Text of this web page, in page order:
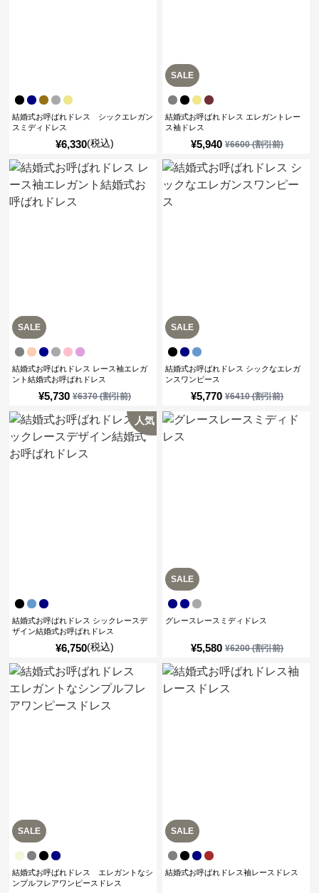
¥6,330(税込)
結婚式お呼ばれドレス シックエレガン
スミディドレス
SALE
¥5,940 ¥6600(割引前)
結婚式お呼ばれドレス エレガントレー
ス袖ドレス
SALE
¥5,730 ¥6370(割引前)
結婚式お呼ばれドレス レース袖エレガ
ント結婚式お呼ばれドレス
SALE
¥5,770 ¥6410(割引前)
結婚式お呼ばれドレス シックなエレガ
ンスワンピース
人気
¥6,750(税込)
結婚式お呼ばれドレス シックレースデ
ザイン結婚式お呼ばれドレス
SALE
¥5,580 ¥6200(割引前)
グレースレースミディドレス
SALE
結婚式お呼ばれドレス エレガントなシ
ンプルフレアワンピースドレス
SALE
結婚式お呼ばれドレス袖レースドレス